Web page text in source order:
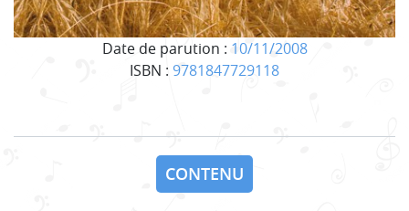
Date de parution : 10/11/2008
ISBN : 9781847729118
CONTENU